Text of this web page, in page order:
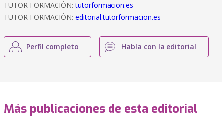
TUTOR FORMACIÓN:tutorformacion.es
TUTOR FORMACIÓN: editorial.tutorformacion.es
Perfil completo Habla con la editorial
Más publicaciones de esta editorial